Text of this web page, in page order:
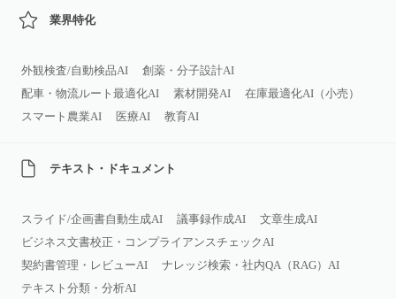
業界特化
外観検査/自動検品AI
創薬・分子設計AI
配車・物流ルート最適化AI
素材開発AI
在庫最適化AI（小売）
スマート農業AI
医療AI 教育AI
テキスト・ドキュメント
スライド/企画書自動生成AI 議事録作成AI
文章生成AI
ビジネス文書校正・コンプライアンスチェックAI
契約書管理・レビューAI
ナレッジ検索・社内QA（RAG）AI
テキスト分類・分析AI